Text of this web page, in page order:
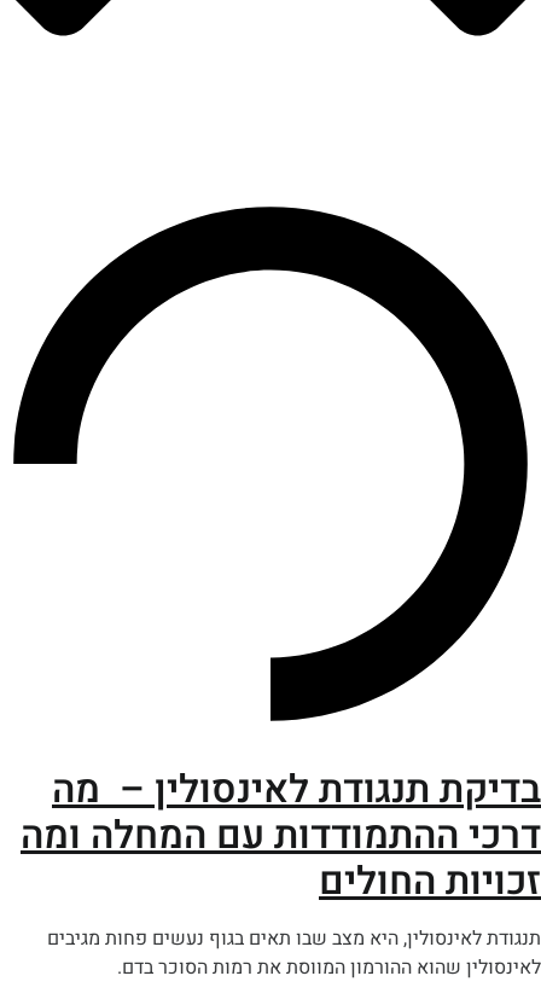
תנגודת לאינסולין – מה
ההתמודדות עם המחלה ומה
החולים
היא מצב שבו תאים בגוף נעשים פחות מגיבים
שהוא ההורמון המווסת את רמות הסוכר בדם.